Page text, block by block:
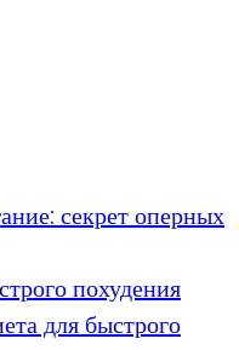
секрет оперных
похудения
для быстрого